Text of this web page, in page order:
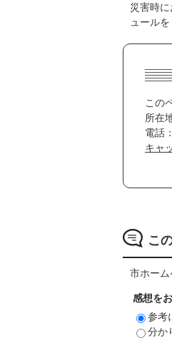
災害時
ュール
この
所在
電話
キャ
こ
市ホー
感想を
参考
分か